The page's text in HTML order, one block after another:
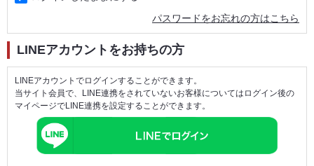
パスワードをお忘れの方はこちら
LINEアカウントをお持ちの方
LINEアカウントでログインすることができます。
当サイト会員で、LINE連携をされていないお客様についてはログイン後の
マイページでLINE連携を設定することができます。